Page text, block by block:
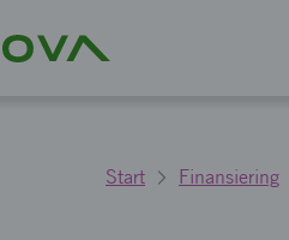
Start Finansiering